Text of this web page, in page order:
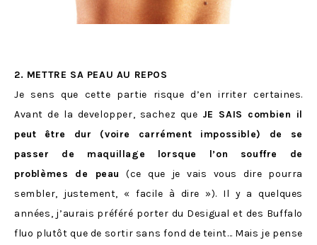
2. METTRE SA PEAU AU REPOS
Je sens que cette partie risque d’en irriter certaines.
Avant de la developper, sachez que JE SAIS combien il
peut être dur (voire carrément impossible) de se
passer de maquillage lorsque l’on souffre de
problèmes de peau
(ce que je vais vous dire pourra
sembler, justement, « facile à dire »). Il y a quelques
années, j’aurais préféré porter du Desigual et des Buffalo
fluo plutôt que de sortir sans fond de teint… Mais je pense